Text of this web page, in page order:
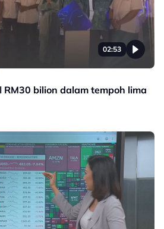
02:53
RM30 bilion dalam tempoh lima